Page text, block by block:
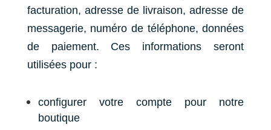
facturation, adresse de livraison, adresse de
messagerie, numéro de téléphone, données
de paiement. Ces informations seront
utilisées pour :
configurer votre compte pour notre
boutique